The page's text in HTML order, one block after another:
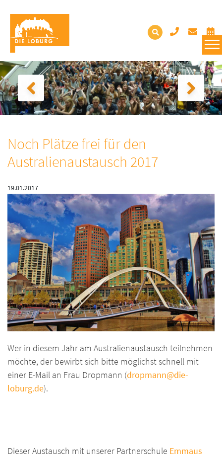
Noch Plätze frei für den
Australienaustausch 2017
19.01.2017
Wer in diesem Jahr am Australienaustausch teilnehmen
möchte, der bewirbt sich bitte möglichst schnell mit
einer E-Mail an Frau Dropmann (dropmann@die-
loburg.de).
Dieser Austausch mit unserer Partnerschule Emmaus